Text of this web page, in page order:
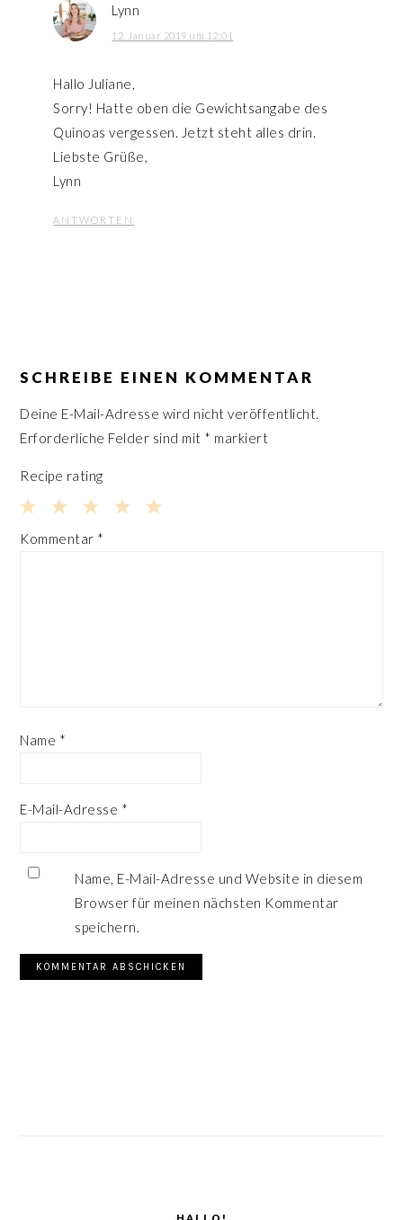
Lynn
12. Januar 2019 um 12:01
Hallo Juliane,
Sorry! Hatte oben die Gewichtsangabe des
Quinoas vergessen. Jetzt steht alles drin.
Liebste Grüße,
Lynn
ANTWORTEN
SCHREIBE EINEN KOMMENTAR
Deine E-Mail-Adresse wird nicht veröffentlicht.
Erforderliche Felder sind mit * markiert
Recipe rating
3
2
1
Kommentar *
Name *
E-Mail-Adresse *
Name, E-Mail-Adresse und Website in diesem
Browser für meinen nächsten Kommentar
speichern.
HALLO!